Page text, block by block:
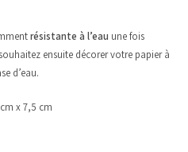
résistante à l’eau une fois
ensuite décorer votre papier à
d’eau.
x 7,5 cm